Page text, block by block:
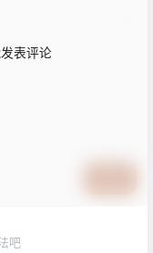
表评论
吧